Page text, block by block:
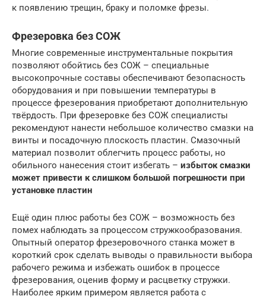
к появлению трещин, браку и поломке фрезы.
Фрезеровка без СОЖ
Многие современные инструментальные покрытия
позволяют обойтись без СОЖ – специальные
высокопрочные составы обеспечивают безопасность
оборудования и при повышении температуры в
процессе фрезерования приобретают дополнительную
твёрдость. При фрезеровке без СОЖ специалисты
рекомендуют нанести небольшое количество смазки на
винты и посадочную плоскость пластин. Смазочный
материал позволит облегчить процесс работы, но
обильного нанесения стоит избегать – избыток смазки
может привести к слишком большой погрешности при
установке пластин
Ещё один плюс работы без СОЖ – возможность без
помех наблюдать за процессом стружкообразования.
Опытный оператор фрезеровочного станка может в
короткий срок сделать выводы о правильности выбора
рабочего режима и избежать ошибок в процессе
фрезерования, оценив форму и расцветку стружки.
Наиболее ярким примером является работа с